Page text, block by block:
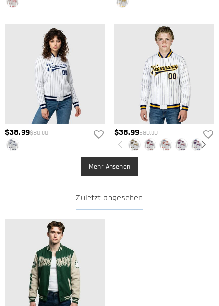
Erstattung des Kaufpreises zurückgeben. Wenn Sie mehr wissen
$38.99$80.00 $38.99$80.00
Mehr Ansehen
Zuletzt angesehen